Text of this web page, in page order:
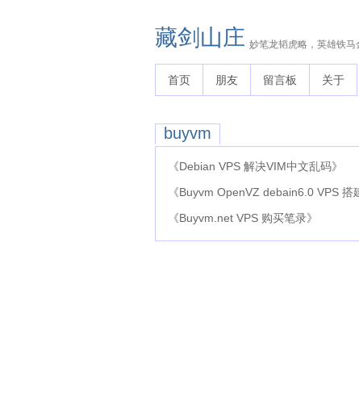
藏剑山庄 妙笔龙韬虎略，英雄铁马
首页 朋友 留言板 关于
buyvm
《Debian VPS 解决VIM中文乱码》
《Buyvm OpenVZ debain6.0 VPS 搭
《Buyvm.net VPS 购买笔录》